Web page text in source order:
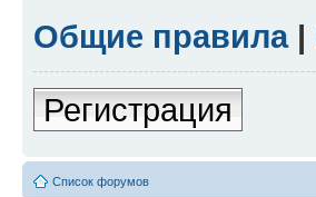
Общие правила|
Регистрация
Список форумов